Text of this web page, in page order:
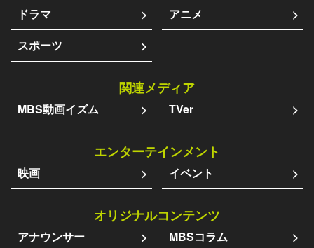
ドラマ
アニメ
スポーツ
関連メディア
MBS動画イズム TVer
エンターテインメント
映画 イベント
オリジナルコンテンツ
アナウンサー MBSコラム